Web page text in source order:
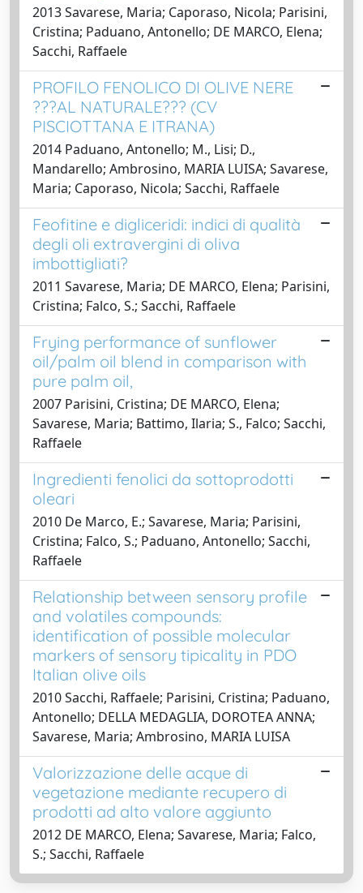
2013 Savarese, Maria; Caporaso, Nicola; Parisini,
Cristina; Paduano, Antonello; DE MARCO, Elena;
Sacchi, Raffaele
PROFILO FENOLICO DI OLIVE NERE
???AL NATURALE??? (CV
PISCIOTTANA E ITRANA)
2014 Paduano, Antonello; M., Lisi; D.,
Mandarello; Ambrosino, MARIA LUISA; Savarese,
Maria; Caporaso, Nicola; Sacchi, Raffaele
Feofitine e digliceridi: indici di qualità
degli oli extravergini di oliva
imbottigliati?
2011 Savarese, Maria; DE MARCO, Elena; Parisini,
Cristina; Falco, S.; Sacchi, Raffaele
Frying performance of sunflower
oil/palm oil blend in comparison with
pure palm oil,
2007 Parisini, Cristina; DE MARCO, Elena;
Savarese, Maria; Battimo, Ilaria; S., Falco; Sacchi,
Raffaele
Ingredienti fenolici da sottoprodotti
oleari
2010 De Marco, E.; Savarese, Maria; Parisini,
Cristina; Falco, S.; Paduano, Antonello; Sacchi,
Raffaele
Relationship between sensory profile
and volatiles compounds:
identification of possible molecular
markers of sensory tipicality in PDO
Italian olive oils
2010 Sacchi, Raffaele; Parisini, Cristina; Paduano,
Antonello; DELLA MEDAGLIA, DOROTEA ANNA;
Savarese, Maria; Ambrosino, MARIA LUISA
Valorizzazione delle acque di
vegetazione mediante recupero di
prodotti ad alto valore aggiunto
2012 DE MARCO, Elena; Savarese, Maria; Falco,
S.; Sacchi, Raffaele